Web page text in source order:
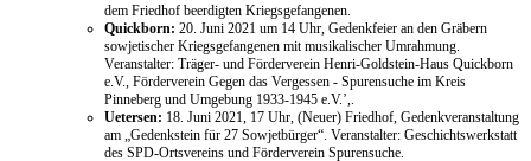
dem Friedhof beerdigten Kriegsgefangenen.
Quickborn: 20. Juni 2021 um 14 Uhr, Gedenkfeier an den Gräbern
sowjetischer Kriegsgefangenen mit musikalischer Umrahmung.
Veranstalter: Träger- und Förderverein Henri-Goldstein-Haus Quickborn
e.V., Förderverein Gegen das Vergessen - Spurensuche im Kreis
Pinneberg und Umgebung 1933-1945 e.V.’,.
Uetersen: 18. Juni 2021, 17 Uhr, (Neuer) Friedhof, Gedenkveranstaltung
am „Gedenkstein für 27 Sowjetbürger“. Veranstalter: Geschichtswerkstatt
des SPD-Ortsvereins und Förderverein Spurensuche.